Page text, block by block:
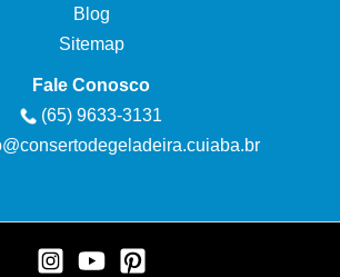
Blog
Sitemap
Fale Conosco
(65) 9633-3131